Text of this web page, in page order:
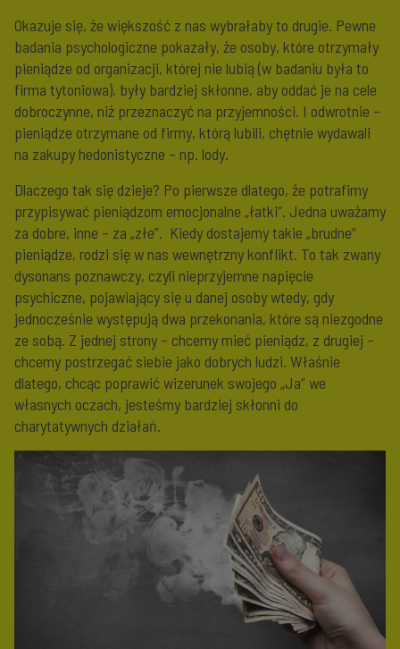
Okazuje się, że większość z nas wybrałaby to drugie. Pewne
badania psychologiczne pokazały, że osoby, które otrzymały
pieniądze od organizacji, której nie lubią (w badaniu była to
firma tytoniowa), były bardziej skłonne, aby oddać je na cele
dobroczynne, niż przeznaczyć na przyjemności. I odwrotnie –
pieniądze otrzymane od firmy, którą lubili, chętnie wydawali
na zakupy hedonistyczne – np. lody.
Dlaczego tak się dzieje? Po pierwsze dlatego, że potrafimy
przypisywać pieniądzom emocjonalne „łatki”. Jedna uważamy
za dobre, inne – za „złe”. Kiedy dostajemy takie „brudne”
pieniądze, rodzi się w nas wewnętrzny konflikt. To tak zwany
dysonans poznawczy, czyli nieprzyjemne napięcie
psychiczne, pojawiający się u danej osoby wtedy, gdy
jednocześnie występują dwa przekonania, które są niezgodne
ze sobą. Z jednej strony – chcemy mieć pieniądz, z drugiej –
chcemy postrzegać siebie jako dobrych ludzi. Właśnie
dlatego, chcąc poprawić wizerunek swojego „Ja” we
własnych oczach, jesteśmy bardziej skłonni do
charytatywnych działań.